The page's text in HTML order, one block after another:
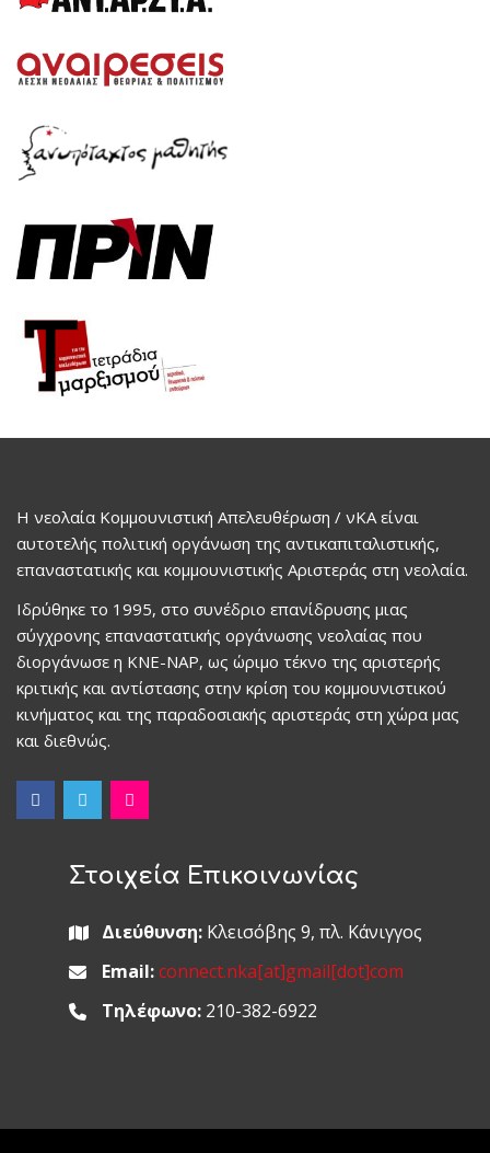
Η νεολαία Κομμουνιστική Απελευθέρωση / νΚΑ είναι
αυτοτελής πολιτική οργάνωση της αντικαπιταλιστικής,
επαναστατικής και κομμουνιστικής Αριστεράς στη νεολαία.
Ιδρύθηκε το 1995, στο συνέδριο επανίδρυσης μιας
σύγχρονης επαναστατικής οργάνωσης νεολαίας που
διοργάνωσε η ΚΝΕ-ΝΑΡ, ως ώριμο τέκνο της αριστερής
κριτικής και αντίστασης στην κρίση του κομμουνιστικού
κινήματος και της παραδοσιακής αριστεράς στη χώρα μας
και διεθνώς.
Στοιχεία Επικοινωνίας
Διεύθυνση:Κλεισόβης 9, πλ. Κάνιγγος
Email: connect.nka[at]gmail[dot]com
Τηλέφωνο:210-382-6922